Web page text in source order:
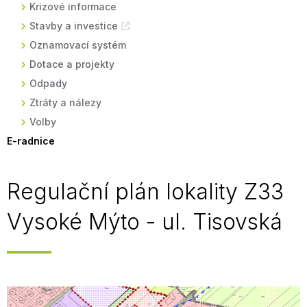
Krizové informace
Stavby a investice
Oznamovací systém
Dotace a projekty
Odpady
Ztráty a nálezy
Volby
E-radnice
Regulační plán lokality Z33
Vysoké Mýto - ul. Tisovská